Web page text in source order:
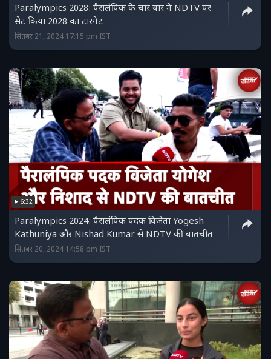
Paralympics 2028: पैरालंपिक के चार यार ने NDTV पर
सेट किया 2028 का टारगेट
सितंबर 21, 2024 17:15 pm IST
6:32
Paralympics 2024: पैरालंपिक पदक विजेता Yogesh
Kathuniya और Nishad Kumar से NDTV की बातचीत
सितंबर 20, 2024 14:58 pm IST